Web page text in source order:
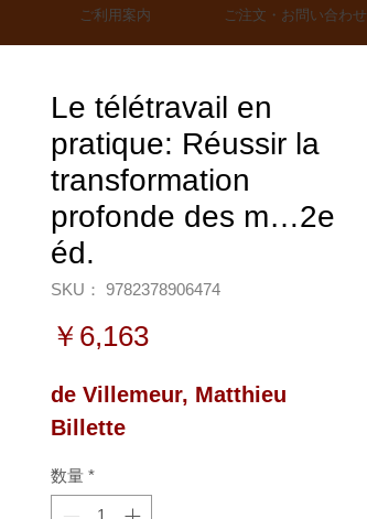
ご利用案内 ご注文・お問い合わせ
Le télétravail en
pratique: Réussir la
transformation
profonde des m…2e
éd.
SKU： 9782378906474
￥6,163価
de Villemeur, Matthieu
Billette
数量 *